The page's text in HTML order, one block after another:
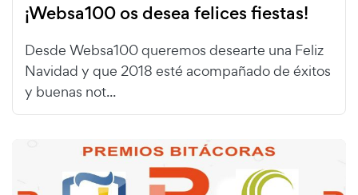
¡Websa100 os desea felices fiestas!
Desde Websa100 queremos desearte una Feliz
Navidad y que 2018 esté acompañado de éxitos
y buenas not...